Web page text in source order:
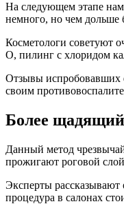
На следующем этапе
немного, но чем дольше
Косметологи советуют
О, пилинг с хлоридом
Отзывы испробовавших
своим
Более
Данный метод
прожигают роговой
Эксперты рассказывают
процедура в салонах